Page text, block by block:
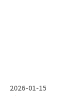
2026-01-15